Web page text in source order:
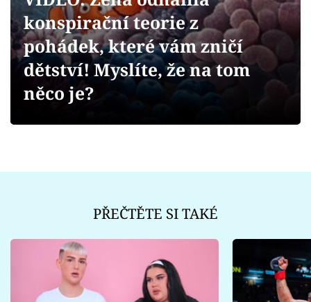
Videa
Sledujte prima+
konspirační teorie z
pohádek, které vám zničí
dětství! Myslíte, že na tom
něco je?
PŘEČTĚTE SI TAKÉ